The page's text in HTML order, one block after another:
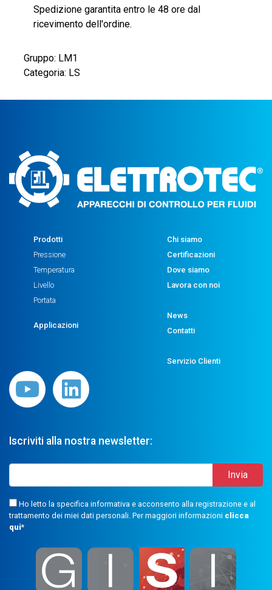
Spedizione garantita entro le 48 ore dal
ricevimento dell'ordine.
Gruppo: LM1
Categoria: LS
Prodotti
Pressione
Temperatura
Livello
Portata
Applicazioni
Chi siamo
Certificazioni
Dove siamo
Lavora con noi
News
Contatti
Servizio Clienti
Iscriviti alla nostra newsletter:
Ho letto la specifica informativa e acconsento alla registrazione e al
trattamento dei miei dati personali. Per maggiori informazioni clicca
qui*